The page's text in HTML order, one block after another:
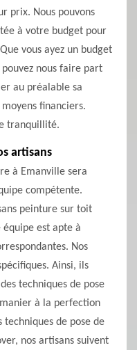
prix. Nous pouvons
à votre budget pour
vous ayez un budget
nous faire part
au préalable sa
financiers.
tranquillité.
artisans
à Emanville sera
compétente.
peinture sur toit
est apte à
Nos
Ainsi, ils
techniques de pose
à la perfection
de pose de
nos artisans suivent